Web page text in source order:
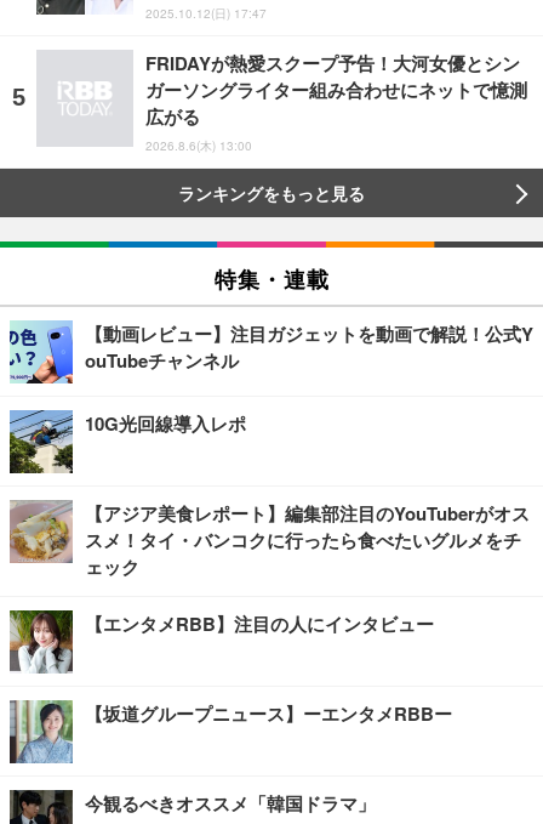
2025.10.12(日) 17:47
FRIDAYが熱愛スクープ予告！大河女優とシン
ガーソングライター組み合わせにネットで憶測
広がる
2026.8.6(木) 13:00
ランキングをもっと見る
特集・連載
【動画レビュー】注目ガジェットを動画で解説！公式Y
ouTubeチャンネル
10G光回線導入レポ
【アジア美食レポート】編集部注目のYouTuberがオス
スメ！タイ・バンコクに行ったら食べたいグルメをチ
ェック
【エンタメRBB】注目の人にインタビュー
【坂道グループニュース】ーエンタメRBBー
今観るべきオススメ「韓国ドラマ」